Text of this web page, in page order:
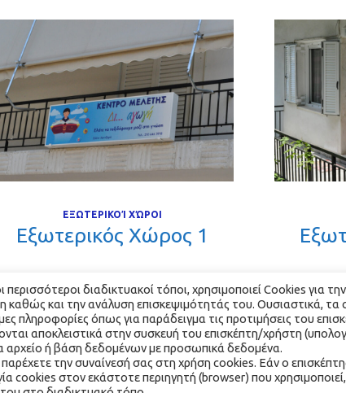
ΕΞΩΤΕΡΙΚΟΊ ΧΏΡΟΙ
Εξωτερικός Χώρος 1
® 2021 ΔΙ… ΑΓΩΓΉ. ALL RIGHTS RESERVED.
διαδικτυακοί τόποι, χρησιμοποιεί Cookies για
καθώς και την ανάλυση επισκεψιμότητάς του. Ουσιαστικά, τα
όπως για παράδειγμα τις προτιμήσεις του
αποκλειστικά στην συσκευή του επισκέπτη/χρήστη
αρχείο ή βάση δεδομένων με προσωπικά δεδομένα.
την συναίνεσή σας στη χρήση cookies. Εάν ο
cookies στον εκάστοτε περιηγητή (browser) που